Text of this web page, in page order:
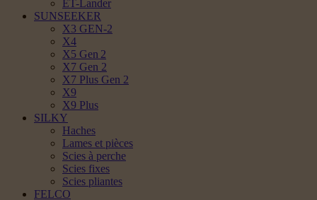
ET-Lander
SUNSEEKER
X3 GEN-2
X4
X5 Gen 2
X7 Gen 2
X7 Plus Gen 2
X9
X9 Plus
SILKY
Haches
Lames et pièces
Scies à perche
Scies fixes
Scies pliantes
FELCO